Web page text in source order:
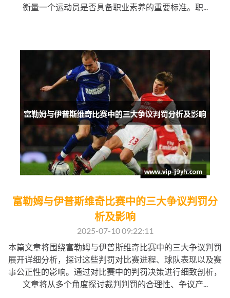
衡量一个运动员是否具备职业素养的重要标准。职...
富勒姆与伊普斯维奇比赛中的三大争议判罚分
析及影响
2025-07-10 09:22:11
本篇文章将围绕富勒姆与伊普斯维奇比赛中的三大争议判罚
展开详细分析，探讨这些判罚对比赛进程、球队表现以及赛
事公正性的影响。通过对比赛中的判罚决策进行细致剖析，
文章将从多个角度探讨裁判判罚的合理性、争议产...